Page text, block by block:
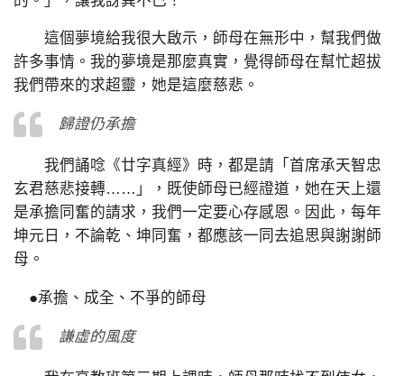
這個夢境給我很大啟示，師母在無形中，幫我們做
許多事情。我的夢境是那麼真實，覺得師母在幫忙超拔
我們帶來的求超靈，她是這麼慈悲。
歸證仍承擔
我們誦唸《廿字真經》時，都是請「首席承天智忠
玄君慈悲接轉……」，既使師母已經證道，她在天上還
是承擔同奮的請求，我們一定要心存感恩。因此，每年
坤元日，不論乾、坤同奮，都應該一同去追思與謝謝師
母。
●承擔、成全、不爭的師母
謙虛的風度